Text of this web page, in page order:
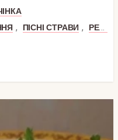
, ПІСНІ СТРАВИ ,
РЕЦЕПТИ СИРОЇДІННЯ